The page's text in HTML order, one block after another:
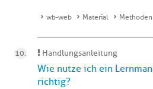
wb-web Material Methoden
Handlungsanleitung
Wie nutze ich ein
richtig?